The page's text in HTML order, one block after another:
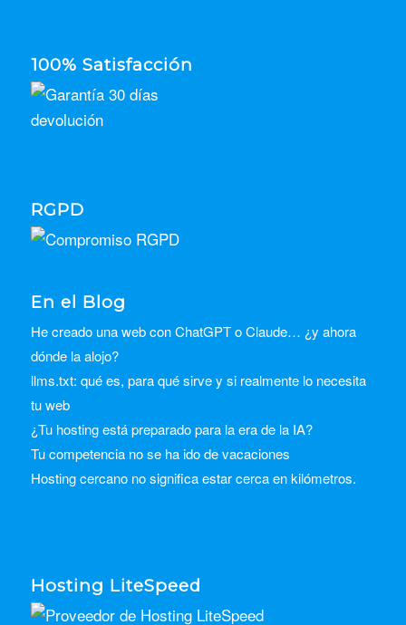
100% Satisfacción
RGPD
En el Blog
He creado una web con ChatGPT o Claude… ¿y ahora
dónde la alojo?
llms.txt: qué es, para qué sirve y si realmente lo necesita
tu web
¿Tu hosting está preparado para la era de la IA?
Tu competencia no se ha ido de vacaciones
Hosting cercano no significa estar cerca en kilómetros.
Hosting LiteSpeed